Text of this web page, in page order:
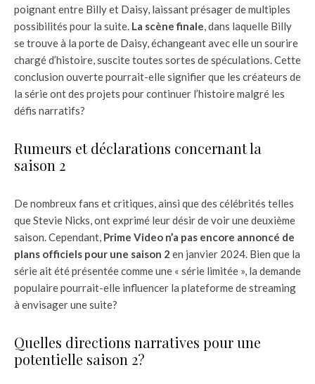
poignant entre Billy et Daisy, laissant présager de multiples
possibilités pour la suite. La scène finale, dans laquelle Billy
se trouve à la porte de Daisy, échangeant avec elle un sourire
chargé d’histoire, suscite toutes sortes de spéculations. Cette
conclusion ouverte pourrait-elle signifier que les créateurs de
la série ont des projets pour continuer l’histoire malgré les
défis narratifs?
Rumeurs et déclarations concernant la
saison 2
De nombreux fans et critiques, ainsi que des célébrités telles
que Stevie Nicks, ont exprimé leur désir de voir une deuxième
saison. Cependant, Prime Video n’a pas encore annoncé de
plans officiels pour une saison 2 en janvier 2024. Bien que la
série ait été présentée comme une « série limitée », la demande
populaire pourrait-elle influencer la plateforme de streaming
à envisager une suite?
Quelles directions narratives pour une
potentielle saison 2?